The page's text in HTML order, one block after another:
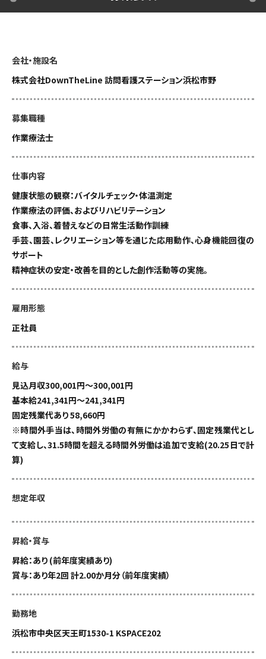
会社・施設名
株式会社DownTheLine 訪問看護ステーション浜松市野
募集職種
作業療法士
仕事内容
健康状態の観察：バイタルチェック・体温測定
作業療法の評価、およびリハビリテーション
食事、入浴、着替えなどの日常生活動作訓練
手芸、園芸、レクリエーション等を通じた応用動作、心身機能回復の
サポート
精神症状の安定・改善を目的とした創作活動等の実施。
雇用形態
正社員
給与
見込月収300,001円～300,001円
基本給241,341円～241,341円
固定残業代あり 58,660円
※時間外手当は、時間外労働の有無にかかわらず、固定残業代とし
て支給し、31.5時間を超える時間外労働は追加で支給(20.25日で計
算)
想定年収
昇給・賞与
昇給：あり (前年度実績あり)
賞与：あり年2回 計2.00か月分（前年度実績）
勤務地
浜松市中央区天王町1530-1 KSPACE202